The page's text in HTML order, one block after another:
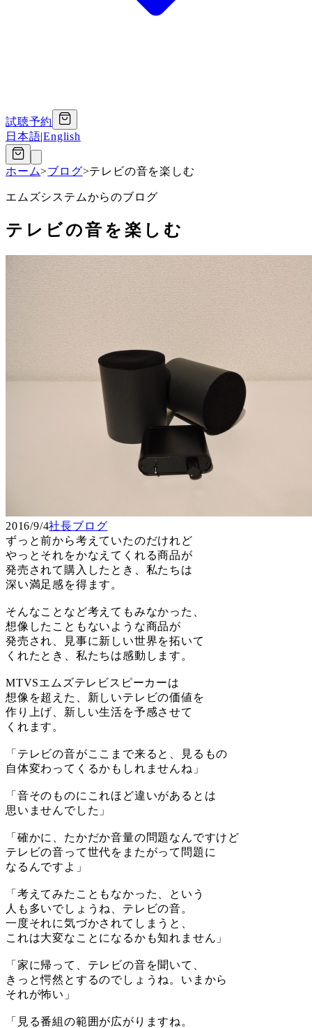
試聴予約
日本語|English
ホーム>ブログ>テレビの音を楽しむ
エムズシステムからのブログ
テレビの音を楽しむ
2016/9/4社長ブログ
ずっと前から考えていたのだけれど
やっとそれをかなえてくれる商品が
発売されて購入したとき、私たちは
深い満足感を得ます。
そんなことなど考えてもみなかった、
想像したこともないような商品が
発売され、見事に新しい世界を拓いて
くれたとき、私たちは感動します。
MTVSエムズテレビスピーカーは
想像を超えた、新しいテレビの価値を
作り上げ、新しい生活を予感させて
くれます。
「テレビの音がここまで来ると、見るもの
自体変わってくるかもしれませんね」
「音そのものにこれほど違いがあるとは
思いませんでした」
「確かに、たかだか音量の問題なんですけど
テレビの音って世代をまたがって問題に
なるんですよ」
「考えてみたこともなかった、という
人も多いでしょうね、テレビの音。
一度それに気づかされてしまうと、
これは大変なことになるかも知れません」
「家に帰って、テレビの音を聞いて、
きっと愕然とするのでしょうね。いまから
それが怖い」
「見る番組の範囲が広がりますね。